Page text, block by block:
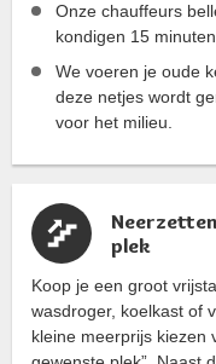
Onze chauffeurs
kondigen 15
We voeren je oude
deze netjes wordt
voor het milieu.
plek
Koop je een groot
wasdroger, koelkast of
kleine meerprijs kiezen